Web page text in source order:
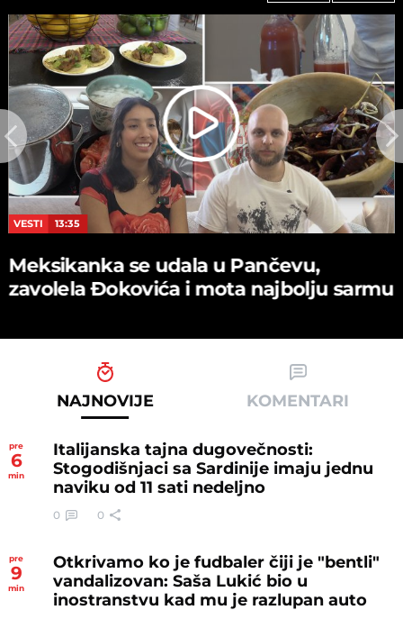
VESTI 13:35
Meksikanka se udala u Pančevu,
zavolela Đokovića i mota najbolju sarmu
NAJNOVIJE KOMENTARI
pre
6
min
Italijanska tajna dugovečnosti:
Stogodišnjaci sa Sardinije imaju jednu
naviku od 11 sati nedeljno
0 0
pre
9
min
Otkrivamo ko je fudbaler čiji je "bentli"
vandalizovan: Saša Lukić bio u
inostranstvu kad mu je razlupan auto